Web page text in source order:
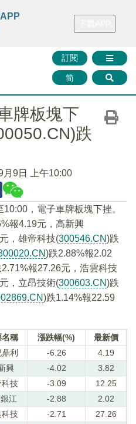
FINMETA 財華證券 媒體矩陣
訂閱
简
牌板塊下
跌
月9日 上午10:00
，電子車牌板塊下挫。
報4.19元，高新興
，雄帝科技(300546.CN)跌
)跌2.88%報2.02
2.71%報27.26元，浩雲科技
，立昂技術(300603.CN)跌
)跌1.14%報22.59
名稱 漲跌幅(%)
最新價
利 -6.26
4.19
興 -4.02
3.82
科技 -3.09
12.25
江 -2.88
2.02
科技 -2.71
27.26